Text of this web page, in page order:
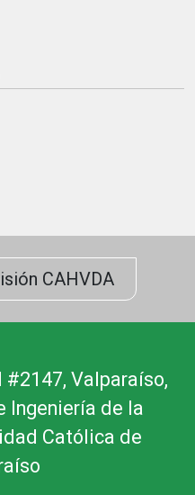
CAHVDA
Valparaíso,
Ingeniería de la
Católica de